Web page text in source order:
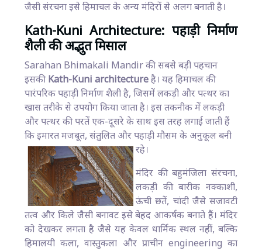
जैसी संरचना इसे हिमाचल के अन्य मंदिरों से अलग बनाती है।
Kath-Kuni Architecture: पहाड़ी निर्माण
शैली की अद्भुत मिसाल
Sarahan Bhimakali Mandir की सबसे बड़ी पहचान
इसकीKath-Kuni architectureहै। यह हिमाचल की
पारंपरिक पहाड़ी निर्माण शैली है, जिसमें लकड़ी और पत्थर का
खास तरीके से उपयोग किया जाता है। इस तकनीक में लकड़ी
और पत्थर की परतें एक-दूसरे के साथ इस तरह लगाई जाती हैं
कि इमारत मजबूत, संतुलित और पहाड़ी मौसम के अनुकूल बनी
रहे।
मंदिर की बहुमंजिला संरचना,
लकड़ी की बारीक नक्काशी,
ऊंची छतें, चांदी जैसे सजावटी
तत्व और किले जैसी बनावट इसे बेहद आकर्षक बनाते हैं। मंदिर
को देखकर लगता है जैसे यह केवल धार्मिक स्थल नहीं, बल्कि
हिमालयी कला, वास्तुकला और प्राचीन engineering का